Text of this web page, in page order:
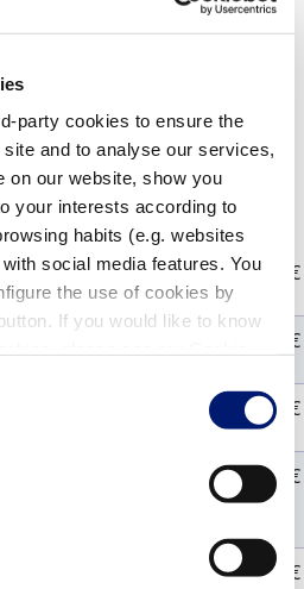
party cookies to ensure the
and to analyse our services,
on our website, show you
your interests according to
habits (e.g. websites
social media features. You
the use of cookies by
If you would like to know
mit Angabe Frachtpauschale,
20,00 €
45,00 €
35,00 €
ab 150,00 €
18,75 €
kg Gesamtgewicht
95,00 €